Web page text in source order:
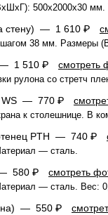
500x2000x30
стену) — 1 610 ₽
шагом 38 мм. Размеры
— 1 510 ₽ смотреть
рулона со стретч
WS — 770 ₽
к столешнице. В
PTH — 740 ₽
— сталь.
580 ₽ смотреть
— сталь. Вес:
— 550 ₽